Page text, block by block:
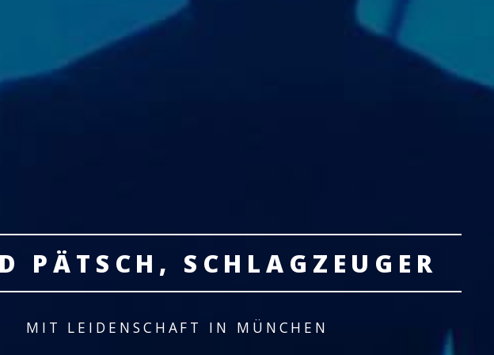
PÄTSCH, SCHLAGZEUGER
MIT LEIDENSCHAFT IN MÜNCHEN